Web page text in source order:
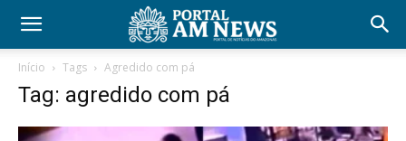
Início Tags Agredido com pá
Tag: agredido com pá